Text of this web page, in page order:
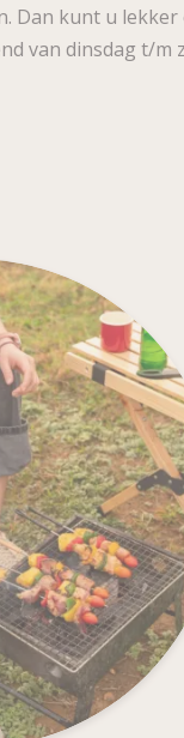
Dan kunt u
van dinsdag t/m